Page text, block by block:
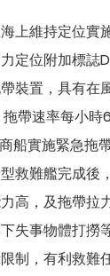
上維持定位實
定位附加標誌
裝置，具有在
帶速率每小時
船實施緊急拖
救難艦完成後
高，及拖帶拉
失事物體打撈
制，有利救難